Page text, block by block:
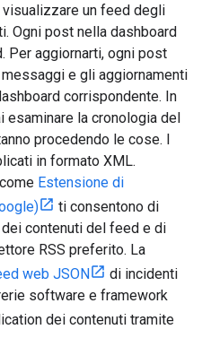
visualizzare un feed degli
Ogni post nella dashboard
Per aggiornarti, ogni post
e gli aggiornamenti
corrispondente. In
esaminare la cronologia del
procedendo le cose. I
in formato XML.
Estensione di
ti consentono di
contenuti del feed e di
RSS preferito. La
web JSON
di incidenti
software e framework
dei contenuti tramite